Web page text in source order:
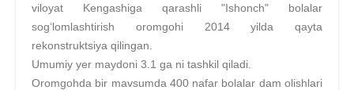
viloyat Kengashiga qarashli "Ishonch" bolalar
sog‘lomlashtirish oromgohi 2014 yilda qayta
rekonstruktsiya qilingan.
Umumiy yer maydoni 3.1 ga ni tashkil qiladi.
Oromgohda bir mavsumda 400 nafar bolalar dam olishlari